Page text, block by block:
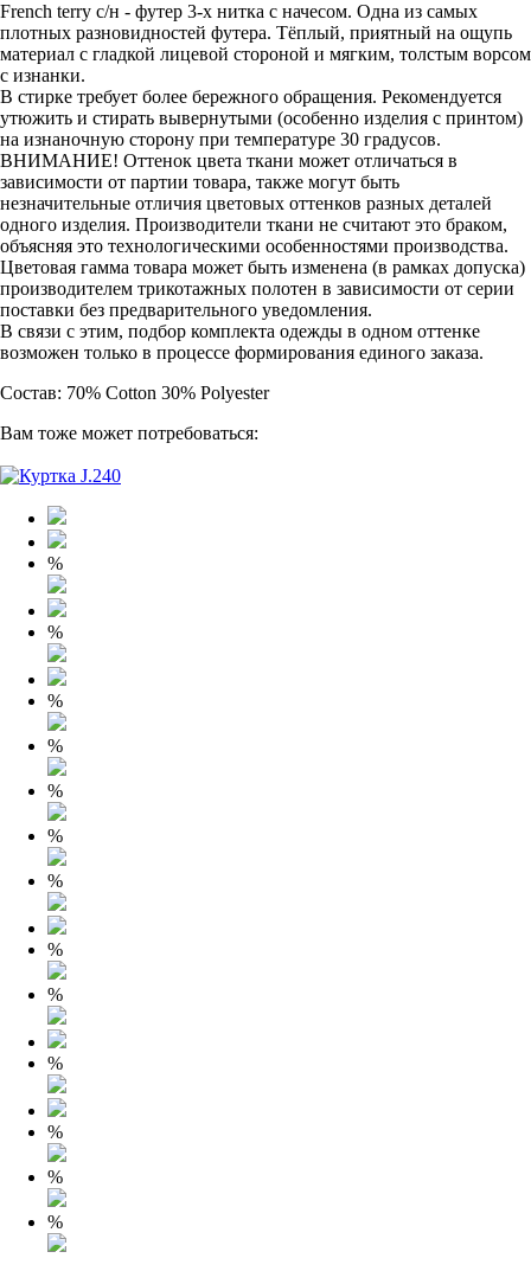
French terry с/н - футер 3-х нитка с начесом. Одна из самых
плотных разновидностей футера. Тёплый, приятный на ощупь
материал с гладкой лицевой стороной и мягким, толстым ворсом
с изнанки.
В стирке требует более бережного обращения. Рекомендуется
утюжить и стирать вывернутыми (особенно изделия с принтом)
на изнаночную сторону при температуре 30 градусов.
ВНИМАНИЕ! Оттенок цвета ткани может отличаться в
зависимости от партии товара, также могут быть
незначительные отличия цветовых оттенков разных деталей
одного изделия. Производители ткани не считают это браком,
объясняя это технологическими особенностями производства.
Цветовая гамма товара может быть изменена (в рамках допуска)
производителем трикотажных полотен в зависимости от серии
поставки без предварительного уведомления.
В связи с этим, подбор комплекта одежды в одном оттенке
возможен только в процессе формирования единого заказа.
Состав: 70% Cotton 30% Polyester
Вам тоже может потребоваться:
%
%
%
%
%
%
%
%
%
%
%
%
%